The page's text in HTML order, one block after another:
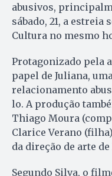
abusivos,
sábado, 21, a estreia
Cultura no mesmo
Protagonizado pela
papel de Juliana,
relacionamento
lo. A produção
Thiago Moura
Clarice Verano
da direção de arte
Segundo Silva, o